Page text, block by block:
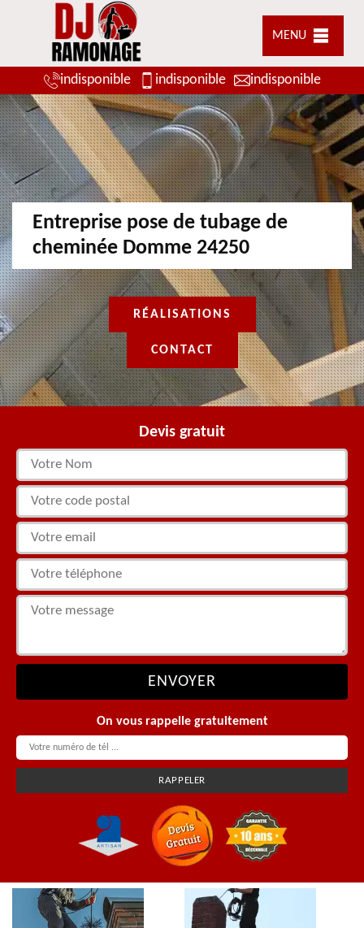
MENU
indisponible indisponible indisponible
Entreprise pose de tubage de
cheminée Domme 24250
RÉALISATIONS
CONTACT
Devis gratuit
On vous rappelle gratuitement